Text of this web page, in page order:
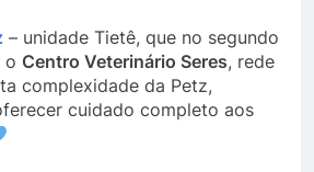
– unidade Tietê, que no segundo
o Centro Veterinário Seres, rede
complexidade da Petz,
cuidado completo aos